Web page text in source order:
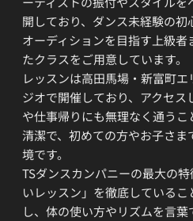
開しており、ダンス未経験の
オーディションを目指す上級者
たクラスをご用意しています。
レッスンは高田馬場・新富町
ジオで開催しており、アクセ
や仕事帰りにも無理なく通う
清潔で、初めての方やお子さ
境です。
TSダンスカンパニーの最大の
いレッスン」を徹底している
し、体の使い方やリズムを言